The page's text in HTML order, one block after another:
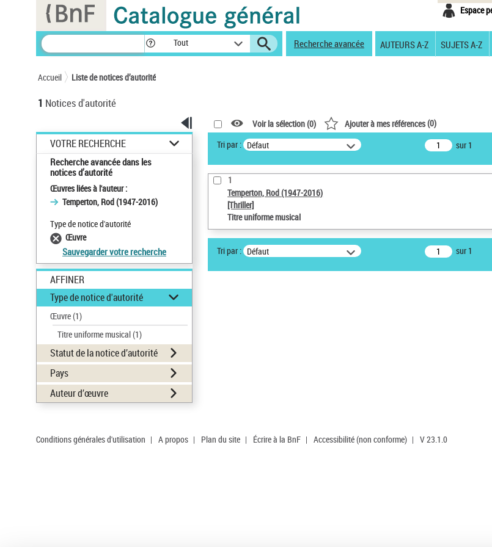
Espace
Tout Recherche avancée AUTEURS A-Z SUJETS A-Z
Accueil Liste de notices d’autorité
1 Notices d'autorité
VOTRE RECHERCHE
Recherche avancée dans les
notices d’autorité
Œuvres liées à l'auteur :
Temperton, Rod (1947-2016)
Type de notice d'autorité
Œuvre
Sauvegarder votre recherche
AFFINER
Type de notice d'autorité
Œuvre(1)
Titre uniforme musical(1)
Statut de la notice d’autorité
Pays
Auteur d’œuvre
Voir la sélection (0) Ajouter à mes références(0)
Tri par : Défaut sur 1
1
Temperton, Rod (1947-2016)
[Thriller]
Titre uniforme musical
Tri par : Défaut sur 1
Conditions générales d'utilisation | A propos | Plan du site | Écrire à la BnF | Accessibilité (non conforme) | V 23.1.0
Panneau de gestion des cookies